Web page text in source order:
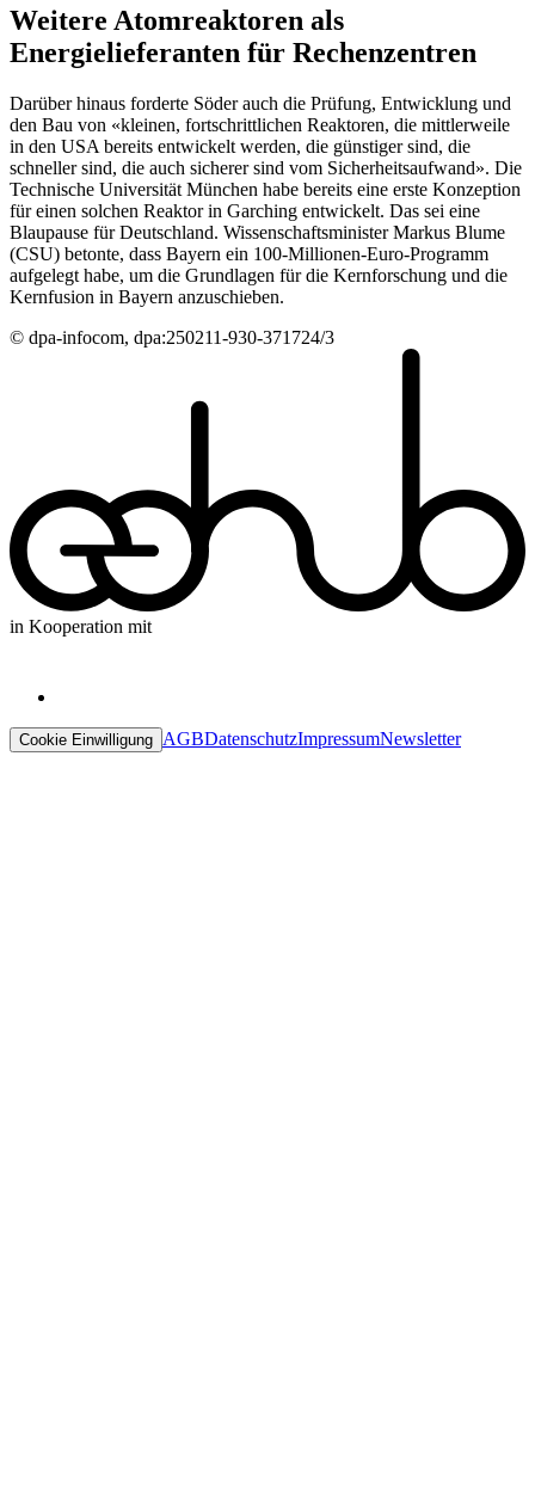
Weitere Atomreaktoren als
Energielieferanten für Rechenzentren
Darüber hinaus forderte Söder auch die Prüfung, Entwicklung und
den Bau von «kleinen, fortschrittlichen Reaktoren, die mittlerweile
in den USA bereits entwickelt werden, die günstiger sind, die
schneller sind, die auch sicherer sind vom Sicherheitsaufwand». Die
Technische Universität München habe bereits eine erste Konzeption
für einen solchen Reaktor in Garching entwickelt. Das sei eine
Blaupause für Deutschland. Wissenschaftsminister Markus Blume
(CSU) betonte, dass Bayern ein 100-Millionen-Euro-Programm
aufgelegt habe, um die Grundlagen für die Kernforschung und die
Kernfusion in Bayern anzuschieben.
© dpa-infocom, dpa:250211-930-371724/3
in Kooperation mit
Cookie Einwilligung AGBDatenschutzImpressumNewsletter